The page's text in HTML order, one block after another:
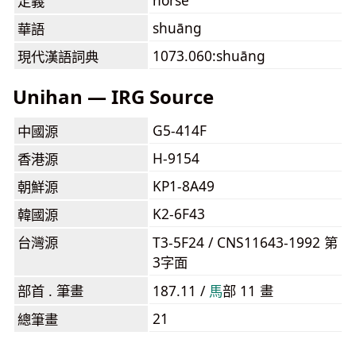
華語
shuāng
現代漢語詞典
1073.060:shuāng
Unihan — IRG Source
中國源
G5-414F
香港源
H-9154
朝鮮源
KP1-8A49
韓國源
K2-6F43
台灣源
T3-5F24 / CNS11643-1992 第
3字面
部首 . 筆畫
187.11 / ⾺部 11 畫
總筆畫
21